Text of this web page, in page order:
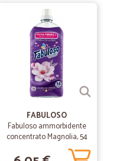
FABULOSO
Fabuloso ammorbidente
concentrato Magnolia, 54
lavaggi 1,25 lt.